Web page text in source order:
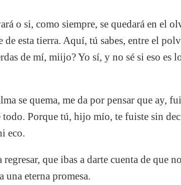
o si, como siempre, se quedará en el
de esta tierra. Aquí, tú sabes, entre el
de mí, miijo? Yo sí, y no sé si eso es
se quema, me da por pensar que ay,
todo. Porque tú, hijo mío, te fuiste sin
eco.
que ibas a darte cuenta de que
una eterna promesa.